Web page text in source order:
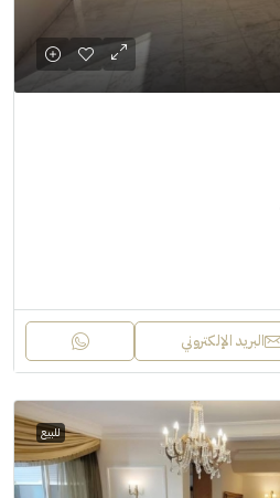
البريد الإلكتروني
للبيع